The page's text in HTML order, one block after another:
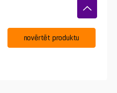
novērtēt produktu